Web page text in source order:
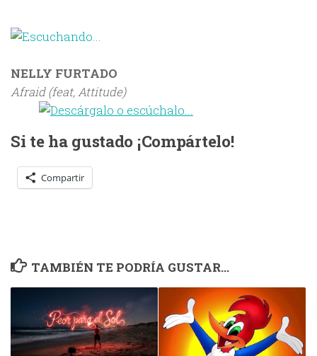
NELLY FURTADO
Afraid (feat, Attitude)
Si te ha gustado ¡Compártelo!
Compartir
TAMBIÉN TE PODRÍA GUSTAR...